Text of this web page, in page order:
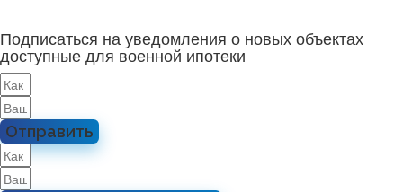
Подписаться на уведомления о новых объектах
доступные для военной ипотеки
Отправить